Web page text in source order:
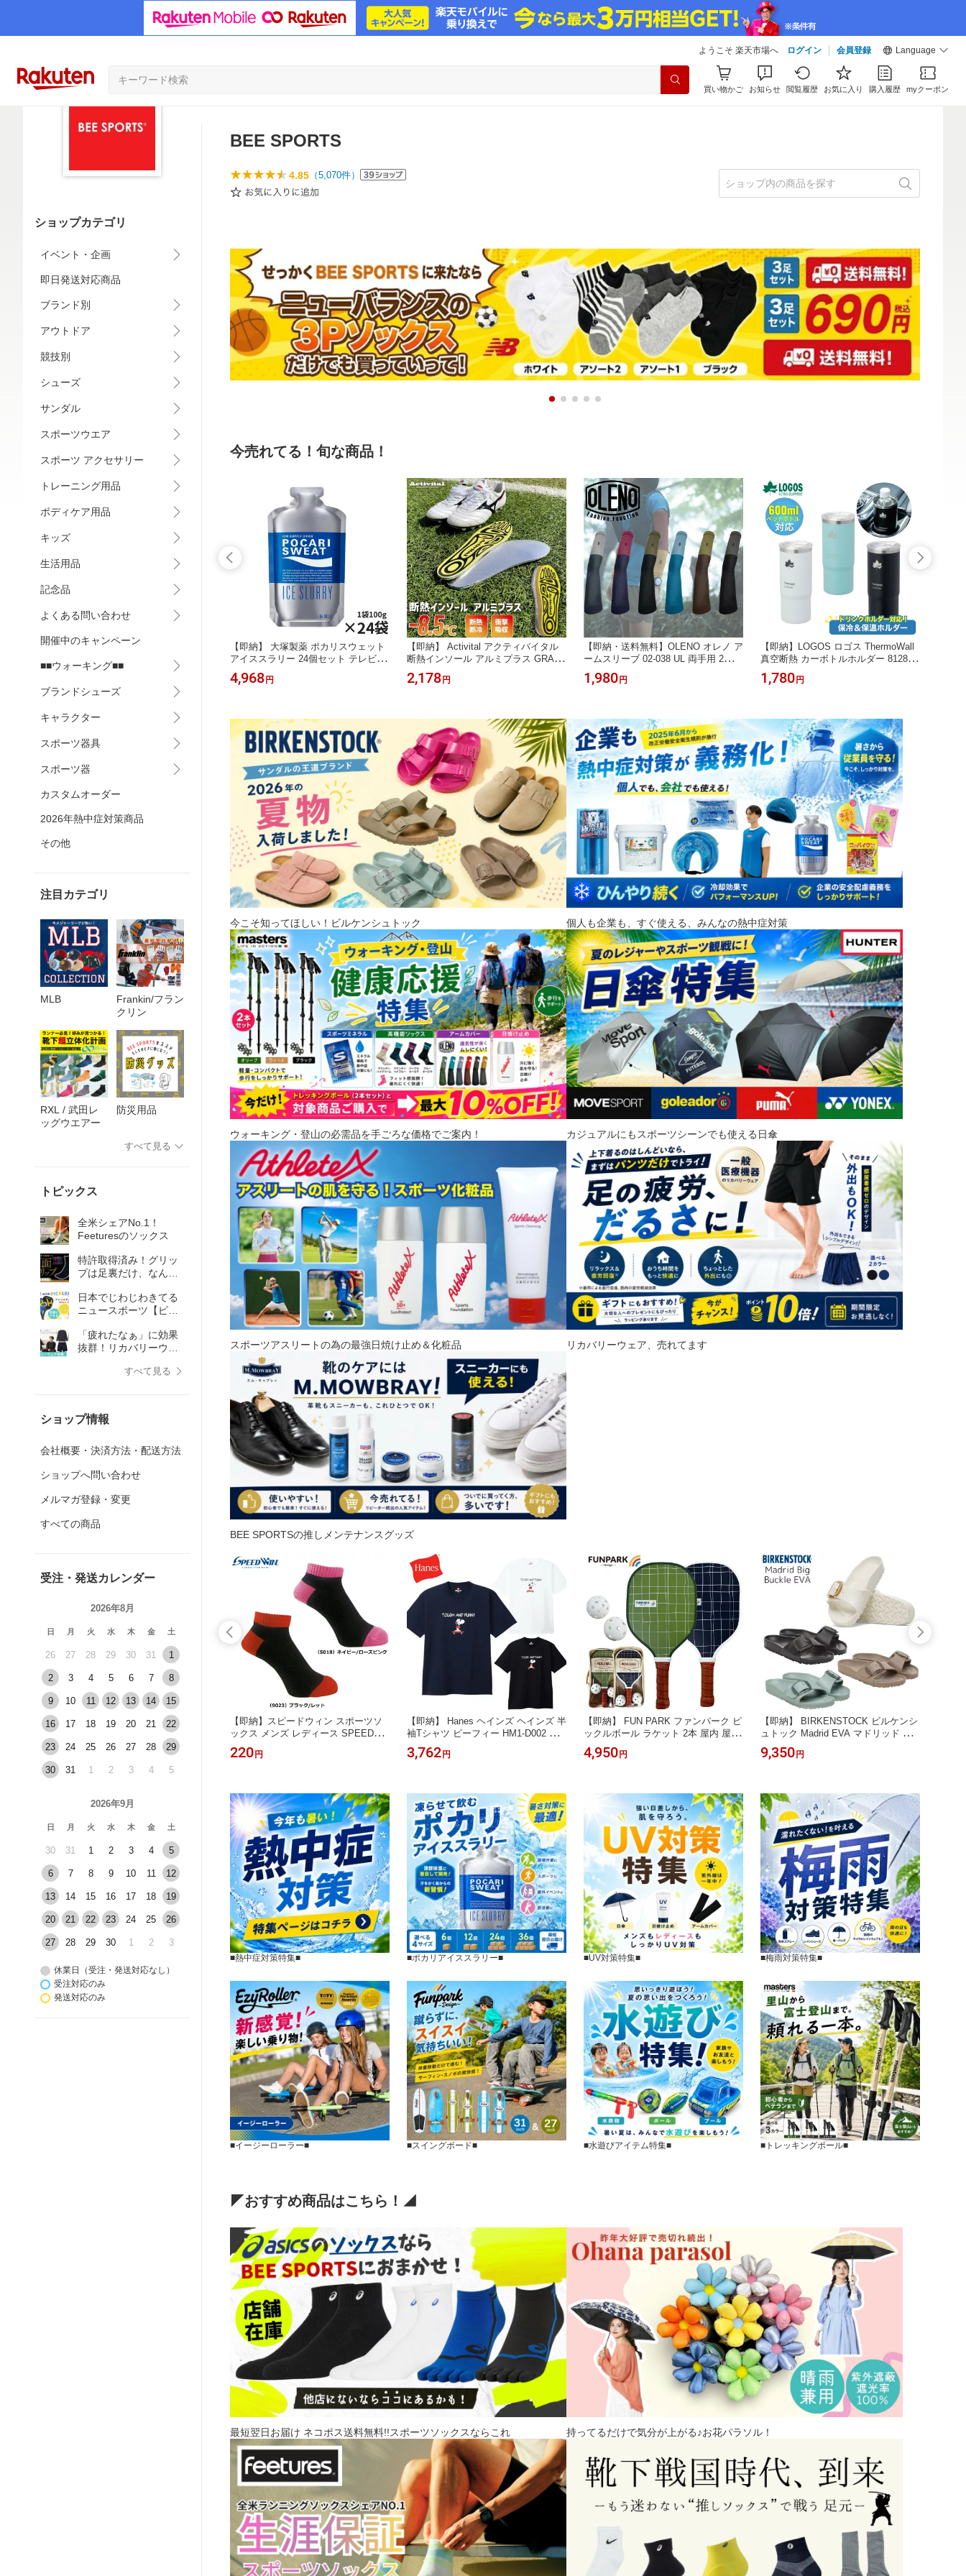
ようこそ 楽天市場へ ログイン 会員登録 Language
買い物かご お知らせ 閲覧履歴 お気に入り 購入履歴 myクーポン
ショップカテゴリ
イベント・企画
即日発送対応商品
ブランド別
アウトドア
競技別
シューズ
サンダル
スポーツウエア
スポーツ アクセサリー
トレーニング用品
ボディケア用品
キッズ
生活用品
記念品
よくある問い合わせ
開催中のキャンペーン
■■ウォーキング■■
ブランドシューズ
キャラクター
スポーツ器具
スポーツ器
カスタムオーダー
2026年熱中症対策商品
その他
注目カテゴリ
MLB
Frankin/フラン
クリン
RXL / 武田レ
ッグウエアー
防災用品
すべて見る
トピックス
全米シェアNo.1！
Feeturesのソックス
特許取得済み！グリッ
プは足裏だけ、なんて
日本でじわじわきてる
ニュースポーツ【ピッ
に？
「疲れたなぁ」に効果
抜群！リカバリーウェ
すべて見る
ショップ情報
会社概要・決済方法・配送方法
ショップへ問い合わせ
メルマガ登録・変更
すべての商品
受注・発送カレンダー
2026年8月
日 月 火 水 木 金 土
26 27 28 29 30 31 1
2 3 4 5 6 7 8
9 10 11 12 13 14 15
16 17 18 19 20 21 22
23 24 25 26 27 28 29
30 31 1 2 3 4 5
2026年9月
日 月 火 水 木 金 土
30 31 1 2 3 4 5
6 7 8 9 10 11 12
13 14 15 16 17 18 19
20 21 22 23 24 25 26
27 28 29 30 1 2 3
休業日（受注・発送対応なし）
受注対応のみ
発送対応のみ
BEE SPORTS
4.85 （5,070件）
今売れてる！旬な商品！
【即納】 5足組 ショート丈ソックス
メンズ レディース 学生 通学 スポー
ツソックス 白ソックス 高品質 高機能
【即納】 大塚製薬 ポカリスウェット
アイススラリー 24個セット テレビC
M放映中 熱中症対策 スポーツ 運動 就
寝 34911 企業 施設 学校 まとめ買
4,968 円
【即納】 Activital アクティバイタル
断熱インソール アルミプラス GRA10
04 地熱遮断-8.5℃ 高校野球 甲子園採
用 暑さ対策 熱中症対策 足裏 火傷防
2,178 円
【即納・送料無料】OLENO オレノ ア
ームスリーブ 02-038 UL 両手用 2枚入
り 紫外線対策 UVカット94％ 吸汗速
乾 軽量 メンズ レディース ランニン
1,980 円
【即納】LOGOS ロゴス ThermoWall
真空断熱 カーボトルホルダー 812860
01 81286002 81286003 保冷缶 車 サ
ーモウォール ペットボトルが入る
1,780 円
今こそ知ってほしい！ビルケンシュトック 個人も企業も、すぐ使える、みんなの熱中症対策
ウォーキング・登山の必需品を手ごろな価格でご案内！ カジュアルにもスポーツシーンでも使える日傘
スポーツアスリートの為の最強日焼け止め＆化粧品 リカバリーウェア、売れてます
BEE SPORTSの推しメンテナンスグッズ
【即納】SHINDEN × BA 5本指ソック
ス 両面グリップソックスIII レギュラ
ー ビアスロング 特許取得済 野球ソッ
クス 靴下 機能
2,750
【即納】スピードウィン スポーツソ
ックス メンズ レディース SPEEDWI
N 靴下
220 円
【即納】 Hanes ヘインズ ヘインズ 半
袖Tシャツ ビーフィー HM1-D002 PE
ANUTS スヌーピー ホワイト ブラッ
ク ネイビー S M L XLサイズ メンズ
3,762 円
【即納】 FUN PARK ファンパーク ピ
ックルボール ラケット 2本 屋内 屋外
用 ボール2個セット 専用収納カバー
付き 当店オリジナル カラー組み合わ
4,950 円
【即納】 BIRKENSTOCK ビルケンシ
ュトック Madrid EVA マドリッド ビ
ッグバックル サンダル 1029633 1029
635 1030479 1031422 ナロー幅 幅狭
9,350 円
■熱中症対策特集■ ■ポカリアイススラリー■ ■UV対策特集■ ■梅雨対策特集■
■イージーローラー■ ■スイングボード■ ■水遊びアイテム特集■ ■トレッキングポール■
◤おすすめ商品はこちら！◢
最短翌日お届け ネコポス送料無料!!スポーツソックスならこれ 持ってるだけで気分が上がる♪お花パラソル！